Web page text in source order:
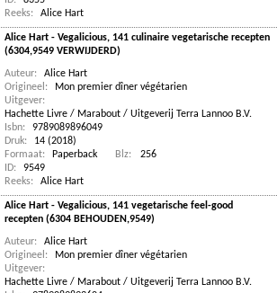
Reeks:
Alice Hart
Alice Hart - Vegalicious, 141 culinaire vegetarische recepten
(6304,9549 VERWIJDERD)
Auteur:
Alice Hart
Origineel:
Mon premier dîner végétarien
Uitgever:
Hachette Livre / Marabout / Uitgeverij Terra Lannoo B.V.
Isbn:
9789089896049
Druk:
14 (2018)
Formaat:
Paperback Blz:
256
ID:
9549
Reeks:
Alice Hart
Alice Hart - Vegalicious, 141 vegetarische feel-good
recepten (6304 BEHOUDEN,9549)
Auteur:
Alice Hart
Origineel:
Mon premier dîner végétarien
Uitgever:
Hachette Livre / Marabout / Uitgeverij Terra Lannoo B.V.